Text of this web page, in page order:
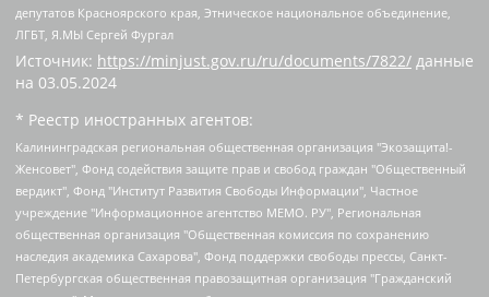
депутатов Красноярского края, Этническое национальное объединение,
ЛГБТ, Я.МЫ Сергей Фургал
Источник: https://minjust.gov.ru/ru/documents/7822/ данные
на 03.05.2024
* Реестр иностранных агентов:
Калининградская региональная общественная организация "Экозащита!-Женсовет", Фонд содействия защите прав и свобод граждан "Общественный вердикт", Фонд "Институт Развития Свободы Информации", Частное учреждение "Информационное агентство МЕМО. РУ", Региональная общественная организация "Общественная комиссия по сохранению наследия академика Сахарова", Фонд поддержки свободы прессы, Санкт-Петербургская общественная правозащитная организация "Гражданский контроль", Межрегиональная общественная организация "Информационно-просветительский центр "Мемориал", Региональный Фонд "Центр Защиты Прав Средств Массовой Информации", с 05.12.2023 Фонд "Центр Защиты Прав Средств массовой информации", Региональная общественная благотворительная организация помощи беженцам и мигрантам "Гражданское содействие", Негосударственное образовательное учреждение дополнительного профессионального образования (повышение квалификации) специалистов "АКАДЕМИЯ ПО ПРАВАМ ЧЕЛОВЕКА", Свердловская региональная общественная организация "Сутяжник", Автономная некоммерческая организация "Центр независимых социологических исследований", Союз общественных объединений "Российский исследовательский центр по правам человека", Региональное общественное учреждение научно-информационный центр "МЕМОРИАЛ", Некоммерческая организация "Фонд защиты гласности", Автономная некоммерческая организация "Институт прав человека", Городская общественная организация "Екатеринбургское общество "МЕМОРИАЛ", Городская общественная организация "Рязанское историко-просветительское и правозащитное общество "Мемориал" (Рязанский Мемориал), Челябинский региональный орган общественной самодеятельности – женское общественное объединение "Женщины Евразии", Челябинский региональный орган общественной самодеятельности "Уральская правозащитная группа", Фонд содействия защите здоровья и социальной справедливости имени Андрея Рылькова, Автономная Некоммерческая Организация "Аналитический Центр Юрия Левады", Автономная некоммерческая организация социальной поддержки населения "Проект Апрель", Региональная общественная организация помощи женщинам и детям, находящимся в кризисной ситуации "Информационно-методический центр "Анна", Фонд содействия развитию массовых коммуникаций и правовому просвещению "Так-так-Так", Фонд содействия устойчивому развитию "Серебряная тайга", Свердловский региональный общественный фонд социальных проектов "Новое время", "Idel.Реалии", Кавказ.Реалии, Крым.Реалии, Телеканал Настоящее Время, Татаро-башкирская служба Радио Свобода (Azatliq Radiosi), Радио Свободная Европа/Радио Свобода (PCE/PC), "Сибирь.Реалии", "Фактограф", Благотворительный фонд помощи осужденным и их семьям, Автономная некоммерческая организация "Институт глобализации и социальных движений", Фонд "В защиту прав заключенных", Частное учреждение "Центр поддержки и содействия развитию средств массовой информации", Пензенский региональный общественный благотворительный фонд "Гражданский союз", "Север.Реалии", Некоммерческая организация Фонд "Правовая инициатива", Общество с ограниченной ответственностью "Радио Свободная Европа/Радио Свобода", Чешское информационное агентство "MEDIUM-ORIENT", Красноярская региональная общественная организация "Мы против СПИДа", Камалягин Денис Николаевич, Маркелов Сергей Евгеньевич, Пономарев Лев Александрович, Савицкая Людмила Алексеевна, Автономная некоммерческая организация "Центр по работе с проблемой насилия "НАСИЛИЮ.НЕТ", Межрегиональный профессиональный союз работников здравоохранения "Альянс врачей", Юридическое лицо, зарегистрированное в Латвийской Республике, SIA "Medusa Project" (регистрационный номер 40103797863, дата регистрации 10.06.2014), Некоммерческая организация "Фонд по борьбе с коррупцией", Автономная некоммерческая организация "Институт права и публичной политики", Баданин Роман Сергеевич, Гликин Максим Александрович, Железнова Мария Михайловна, Лукьянова Юлия Сергеевна, Маетная Елизавета Витальевна, Маняхин Петр Борисович, Чуракова Ольга Владимировна, Ярош Юлия Петровна, Юридическое лицо "The Insider SIA", зарегистрированное в Риге, Латвийская Республика (дата регистрации 26.06.2015), являющееся администратором доменного имени интернет-издания "The Insider SIA", https://theins.ru, Постернак Алексей Евгеньевич, Рубин Михаил Аркадьевич, Анин Роман Александрович, Юридическое лицо Istories fonds, зарегистрированное в Латвийской Республике (регистрационный номер 50008295751, дата регистрации 24.02.2020), Великовский Дмитрий Александрович, Долинина Ирина Николаевна, Мароховская Алеся Алексеевна, Шлейнов Роман Юрьевич, Шмагун Олеся Валентиновна, Общество с ограниченной ответственностью "Альтаир 2021", Общество с ограниченной ответственностью "Вега 2021", Общество с ограниченной ответственностью "Главный редактор 2021", Общество с ограниченной ответственностью "Ромашки монолит", Важенков Артем Валерьевич, Ивановская областная общественная организация "Центр гендерных исследований", Гурман Юрий Альбертович, Медиапроект "ОВД-Инфо", Егоров Владимир Владимирович, Жилинский Владимир Александрович, Общество с ограниченной ответственностью "ЗП", Иванова София Юрьевна, Карезина Инна Павловна, Кильтау Екатерина Викторовна, Петров Алексей Викторович, Пискунов Сергей Евгеньевич, Смирнов Сергей Сергеевич, Тихонов Михаил Сергеевич, Общество с ограниченной ответственностью "ЖУРНАЛИСТ-ИНОСТРАННЫЙ АГЕНТ", Арапова Галина Юрьевна, Вольтская Татьяна Анатольевна, Американская компания "Mason G.E.S. Anonymous Foundation" (США), являющаяся владельцем интернет-издания https://mnews.world/, Компания "Stichting Bellingcat", зарегистрированная в Нидерландах (дата регистрации 11.07.2018), Захаров Андрей Вячеславович, Клепиковская Екатерина Дмитриевна, Общество с ограниченной ответственностью "МЕМО", Перл Роман Александрович, Симонов Евгений Алексеевич, Соловьева Елена Анатольевна, Сотников Даниил Владимирович, Сурначева Елизавета Дмитриевна, Автономная некоммерческая организация по защите прав человека и информированию населения "Якутия – Наше Мнение", Общество с ограниченной ответственностью "Москоу диджитал медиа", с 26.01.2023 Общество с ограниченной ответственностью "Чайка Белые сады", Ветошкина Валерия Валерьевна, Заговора Максим Александрович, Межрегиональное общественное движение "Российская ЛГБТ - сеть", Оленичев Максим Владимирович, Павлов Иван Юрьевич, Скворцова Елена Сергеевна, Общество с ограниченной ответственностью "Как бы инагент", Кочетков Игорь Викторович, Общество с ограниченной ответственностью "Честные выборы", Еланчик Олег Александрович, Общество с ограниченной ответственностью "Нобелевский призыв", Гималова Регина Эмилевна, Григорьев Андрей Валерьевич, Григорьева Алина Александровна, Ассоциация по содействию защите прав призывников, альтернативнослужащих и военнослужащих "Правозащитная группа "Гражданин.Армия.Право", Хисамова Регина Фаритовна, Автономная некоммерческая организация по реализации социально-правовых программ "Лилит", Дальневосточное общественное движение "Маяк", Санкт-Петербургская ЛГБТ-инициативная группа "Выход", Инициативная группа ЛГБТ+ "Реверс", Алексеев Андрей Викторович, Бекбулатова Таисия Львовна, Беляев Иван Михайлович, Владыкина Елена Сергеевна, Гельман Марат Александрович, Никульшина Вероника Юрьевна, Толоконникова Надежда Андреевна, Шендерович Виктор Анатольевич, Общество с ограниченной ответственностью "Данное сообщение", Общество с ограниченной ответственностью Издательский дом "Новая глава", Айнбиндер Александра Александровна, Московский комьюнити-центр для ЛГБТ+инициатив, Благотворительный фонд развития филантропии, Deutsche Welle (Германия, Kurt-Schumacher-Strasse 3, 53113 Bonn), Борзунова Мария Михайловна, Воробьев Виктор Викторович, Голубева Анна Львовна, Константинова Алла Михайловна, Малкова Ирина Владимировна, Мурадов Мурад Абдулгалимович, Осетинская Елизавета Николаевна, Понасенков Евгений Николаевич, Ганапольский Матвей Юрьевич, Киселев Евгений Алексеевич, Борухович Ирина Григорьевна, Дремин Иван Тимофеевич, Дубровский Дмитрий Викторович, Красноярская региональная общественная организация поддержки и развития альтернативных образовательных технологий и межкультурных коммуникаций "ИНТЕРРА", Маяковская Екатерина Алексеевна, Фейгин Марк Захарович, Филимонов Андрей Викторович, Дзугкоева Регина Николаевна, Доброхотов Роман Александрович, Дудь Юрий Александрович, Елкин Сергей Владимирович, Кругликов Кирилл Игоревич, Сабунаева Мария Леонидовна, Семенов Алексей Владимирович, Шаинян Карен Багратович, Шульман Екатерина Михайловна, Асафьев Артур Валерьевич, Вахштайн Виктор Семенович, Венедиктов Алексей Алексеевич, Лушникова Екатерина Евгеньевна, Волков Леонид Михайлович, Невзоров Александр Глебович, Пархоменко Сергей Борисович, Сироткин Ярослав Николаевич, Кара-Мурза Владимир Владимирович, Баранова Наталья Владимировна, Гозман Леонид Яковлевич, Кагарлицкий Борис Юльевич, Климарев Михаил Валерьевич, Милов Владимир Станиславович, Автономная некоммерческая организация Краснодарский центр современного искусства "Типография", Моргенштерн Алишер Тагирович, Соболь Любовь Эдуардовна, Общество с ограниченной ответственностью "ЛИЗА НОРМ", Каспаров Гарри Кимович, Ходорковский Михаил Борисович, Общество с ограниченной ответственностью "Апрельские тезисы", Данилович Ирина Брониславовна, Кашин Олег Владимирович, Петров Николай Владимирович, Пивоваров Алексей Владимирович, Соколов Михаил Владимирович, Цветкова Юлия Владимировна, Чичваркин Евгений Александрович, Комитет против пыток/Команда против пыток, Общество с ограниченной ответственностью "Первый научный", Общество с ограниченной ответственностью "Вертолет и ко", Белоцерковская Вероника Борисовна, Кац Максим Евгеньевич, Лазарева Татьяна Юрьевна, Шаведдинов Руслан Табризович, Яшин Илья Валерьевич, Общество с ограниченной ответственностью "Иноагент ААВ", Алешковский Дмитрий Петрович, Альбац Евгения Марковна, Быков Дмитрий Львович, Галямина Юлия Евгеньевна, Лойко Сергей Леонидович, Мартынов Кирилл Константинович, Медведев Сергей Александрович, Крашенинников Федор Геннадиевич, Гордеева Катерина Вл